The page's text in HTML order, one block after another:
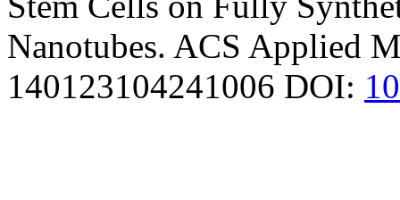
Nanotubes. ACS Applied
140123104241006 DOI: